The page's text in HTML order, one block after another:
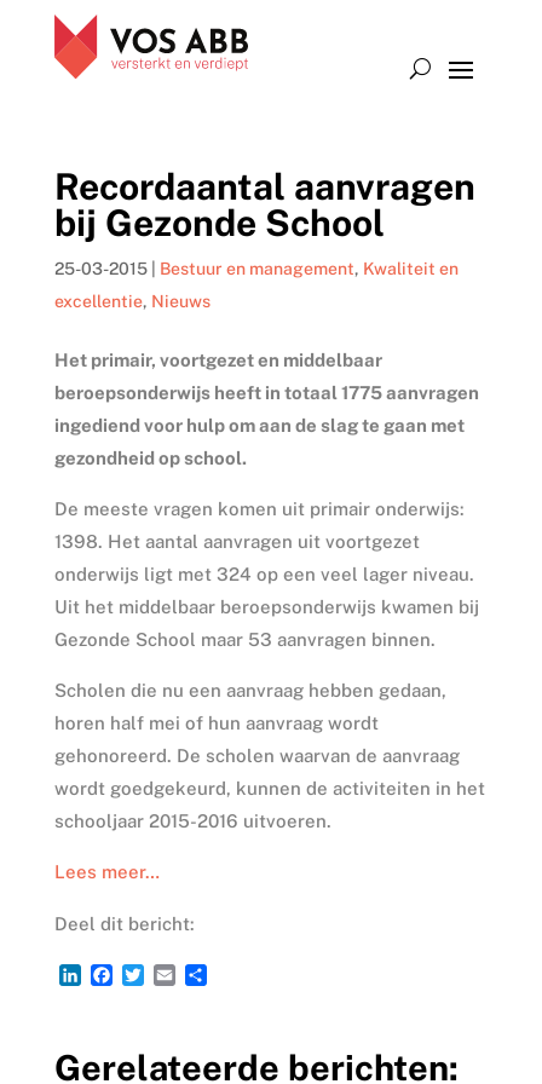
Recordaantal aanvragen
bij Gezonde School
25-03-2015| Bestuur en management, Kwaliteit en
excellentie, Nieuws
Het primair, voortgezet en middelbaar
beroepsonderwijs heeft in totaal 1775 aanvragen
ingediend voor hulp om aan de slag te gaan met
gezondheid op school.
De meeste vragen komen uit primair onderwijs:
1398. Het aantal aanvragen uit voortgezet
onderwijs ligt met 324 op een veel lager niveau.
Uit het middelbaar beroepsonderwijs kwamen bij
Gezonde School maar 53 aanvragen binnen.
Scholen die nu een aanvraag hebben gedaan,
horen half mei of hun aanvraag wordt
gehonoreerd. De scholen waarvan de aanvraag
wordt goedgekeurd, kunnen de activiteiten in het
schooljaar 2015-2016 uitvoeren.
Lees meer…
Deel dit bericht:
L
e
F
b
T
t
E
l
D
n
Gerelateerde berichten: